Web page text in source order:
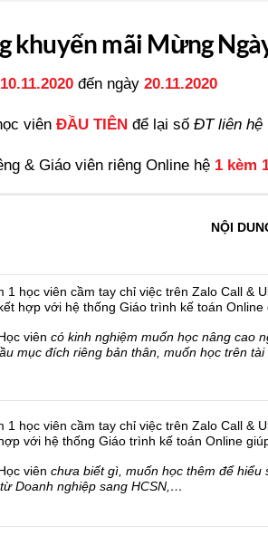
khuyến mãi Mừng
10.11.2020 đến ngày 20.11.2020
viên ĐẦU TIÊN để lại số ĐT liên hệ
& Giáo viên riêng Online hệ 1 kèm
NỘI
1 học viên cầm tay chỉ việc trên Zalo Call &
hợp với hệ thống Giáo trình kế toán
Học viên có kinh nghiệm muốn học nâng cao
mục đích riêng bản thân, muốn học trên
1 học viên cầm tay chỉ việc trên Zalo Call &
với hệ thống Giáo trình kế toán Online
Học viên chưa biết gì, muốn học thêm để hiểu
Doanh nghiệp sang HCSN,…